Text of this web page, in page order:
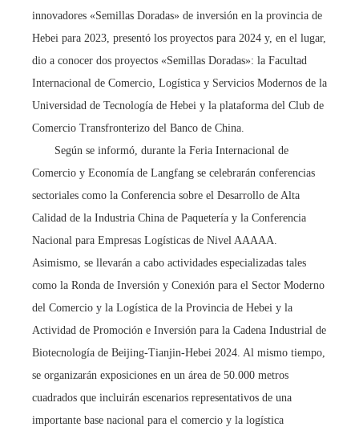
innovadores «Semillas Doradas» de inversión en la provincia de
Hebei para 2023, presentó los proyectos para 2024 y, en el lugar,
dio a conocer dos proyectos «Semillas Doradas»: la Facultad
Internacional de Comercio, Logística y Servicios Modernos de la
Universidad de Tecnología de Hebei y la plataforma del Club de
Comercio Transfronterizo del Banco de China.
Según se informó, durante la Feria Internacional de
Comercio y Economía de Langfang se celebrarán conferencias
sectoriales como la Conferencia sobre el Desarrollo de Alta
Calidad de la Industria China de Paquetería y la Conferencia
Nacional para Empresas Logísticas de Nivel AAAAA.
Asimismo, se llevarán a cabo actividades especializadas tales
como la Ronda de Inversión y Conexión para el Sector Moderno
del Comercio y la Logística de la Provincia de Hebei y la
Actividad de Promoción e Inversión para la Cadena Industrial de
Biotecnología de Beijing-Tianjin-Hebei 2024. Al mismo tiempo,
se organizarán exposiciones en un área de 50.000 metros
cuadrados que incluirán escenarios representativos de una
importante base nacional para el comercio y la logística